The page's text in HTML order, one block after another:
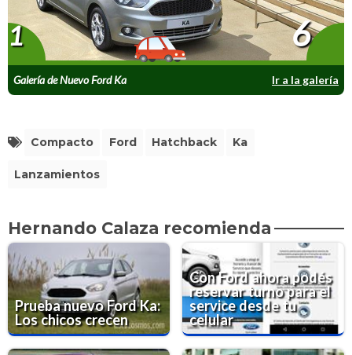
Galería de Nuevo Ford Ka Ir a la galería
1 6
Compacto Ford Hatchback Ka
Lanzamientos
Hernando Calaza recomienda
Prueba nuevo Ford Ka:
Los chicos crecen
Con Ford ahora podés
reservar turno para el
service desde tu
celular